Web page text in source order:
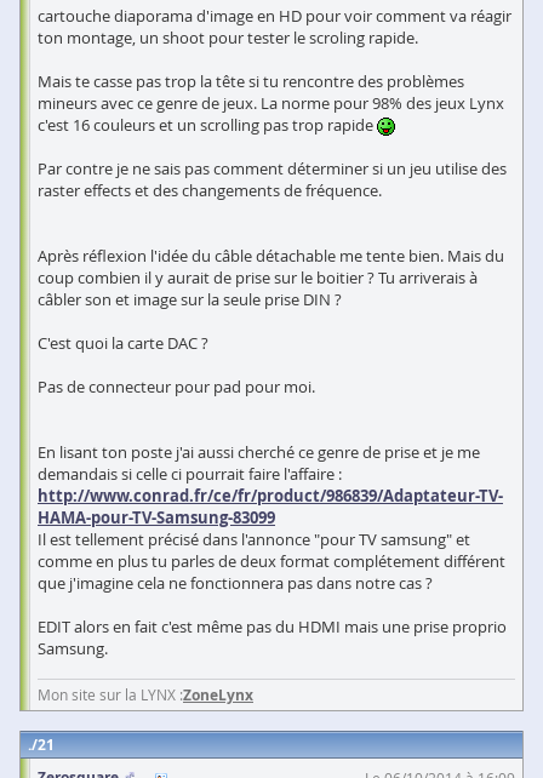
cartouche diaporama d'image en HD pour voir comment va réagir
ton montage, un shoot pour tester le scroling rapide.
Mais te casse pas trop la tête si tu rencontre des problèmes
mineurs avec ce genre de jeux. La norme pour 98% des jeux Lynx
c'est 16 couleurs et un scrolling pas trop rapide
Par contre je ne sais pas comment déterminer si un jeu utilise des
raster effects et des changements de fréquence.
Après réflexion l'idée du câble détachable me tente bien. Mais du
coup combien il y aurait de prise sur le boitier ? Tu arriverais à
câbler son et image sur la seule prise DIN ?
C'est quoi la carte DAC ?
Pas de connecteur pour pad pour moi.
En lisant ton poste j'ai aussi cherché ce genre de prise et je me
demandais si celle ci pourrait faire l'affaire :
http://www.conrad.fr/ce/fr/product/986839/Adaptateur-TV-
HAMA-pour-TV-Samsung-83099
Il est tellement précisé dans l'annonce "pour TV samsung" et
comme en plus tu parles de deux format complétement différent
que j'imagine cela ne fonctionnera pas dans notre cas ?
EDIT alors en fait c'est même pas du HDMI mais une prise proprio
Samsung.
Mon site sur la LYNX :ZoneLynx
21